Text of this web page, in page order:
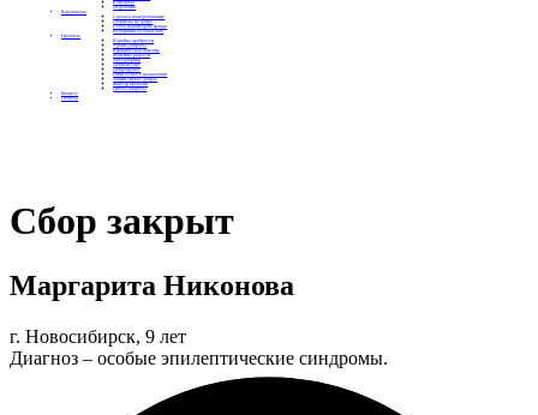
Контакты
Отделения
Как помочь
Сделать пожертвование
Подписка на добро
Стать волонтером фонда
Вечеринки со смыслом
Проекты
Коробка храбрости
Уроки Доброты
Юридическая помощь
Мамины радости
Автодобряки
Добрый торт
Добропробег
Няни особого назначения
Акция «Букет добра»
Фактор времени
Цветы доброты
Бизнесу
Отчеты
Сбор закрыт
Маргарита Никонова
г. Новосибирск, 9 лет
Диагноз – особые эпилептические синдромы.